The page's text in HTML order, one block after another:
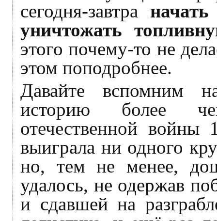
сегодня-завтра
уничтожать
этого почему-то не
этом поподробнее.
Давайте вспомним
историю более
отечественной войны
выиграла ни одного
но, тем не менее,
удалось, не одержав
и сдавшей на